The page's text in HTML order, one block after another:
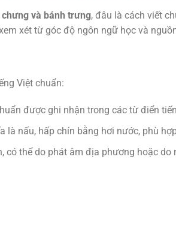
chưng và bánh trưng, đâu là cách viết
xét từ góc độ ngôn ngữ học và
Việt chuẩn:
được ghi nhận trong các từ điển
là nấu, hấp chín bằng hơi nước, phù
có thể do phát âm địa phương hoặc